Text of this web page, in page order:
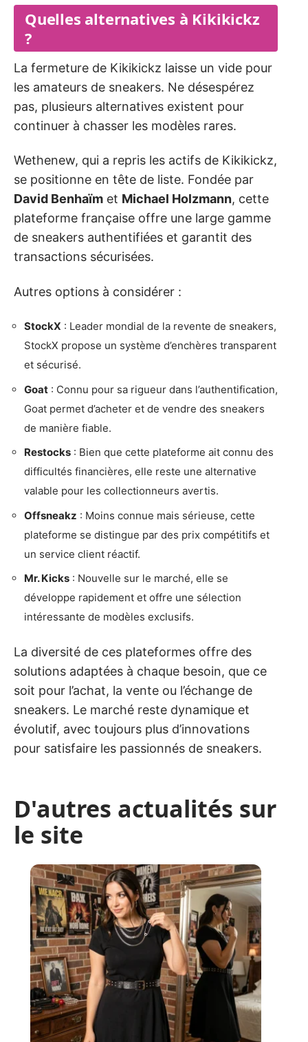
Quelles alternatives à Kikikickz
?
La fermeture de Kikikickz laisse un vide pour
les amateurs de sneakers. Ne désespérez
pas, plusieurs alternatives existent pour
continuer à chasser les modèles rares.
Wethenew, qui a repris les actifs de Kikikickz,
se positionne en tête de liste. Fondée par
David Benhaïm et Michael Holzmann, cette
plateforme française offre une large gamme
de sneakers authentifiées et garantit des
transactions sécurisées.
Autres options à considérer :
StockX : Leader mondial de la revente de sneakers,
StockX propose un système d’enchères transparent
et sécurisé.
Goat : Connu pour sa rigueur dans l’authentification,
Goat permet d’acheter et de vendre des sneakers
de manière fiable.
Restocks : Bien que cette plateforme ait connu des
difficultés financières, elle reste une alternative
valable pour les collectionneurs avertis.
Offsneakz : Moins connue mais sérieuse, cette
plateforme se distingue par des prix compétitifs et
un service client réactif.
Mr. Kicks : Nouvelle sur le marché, elle se
développe rapidement et offre une sélection
intéressante de modèles exclusifs.
La diversité de ces plateformes offre des
solutions adaptées à chaque besoin, que ce
soit pour l’achat, la vente ou l’échange de
sneakers. Le marché reste dynamique et
évolutif, avec toujours plus d’innovations
pour satisfaire les passionnés de sneakers.
D'autres actualités sur
le site